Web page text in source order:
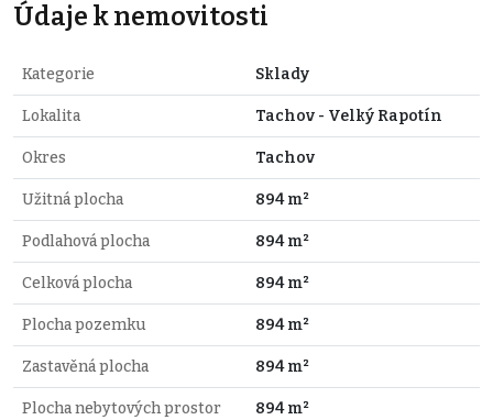
Údaje k nemovitosti
Kategorie Sklady
Lokalita Tachov - Velký Rapotín
Okres Tachov
Užitná plocha 894 m²
Podlahová plocha 894 m²
Celková plocha 894 m²
Plocha pozemku 894 m²
Zastavěná plocha 894 m²
Plocha nebytových prostor 894 m²